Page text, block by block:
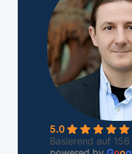
5.0
Basierend auf